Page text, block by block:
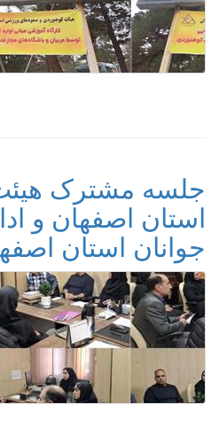
جلسه مشترک
استان اصفهان و
جوانان استان